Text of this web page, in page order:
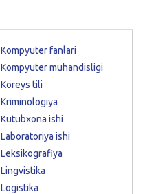
Kompyuter fanlari
Kompyuter muhandisligi
Koreys tili
Kriminologiya
Kutubxona ishi
Laboratoriya ishi
Leksikografiya
Lingvistika
Logistika